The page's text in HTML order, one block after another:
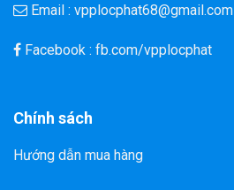
Email : vpplocphat68@gmail.com
Facebook : fb.com/vpplocphat
Chính sách
Hướng dẫn mua hàng